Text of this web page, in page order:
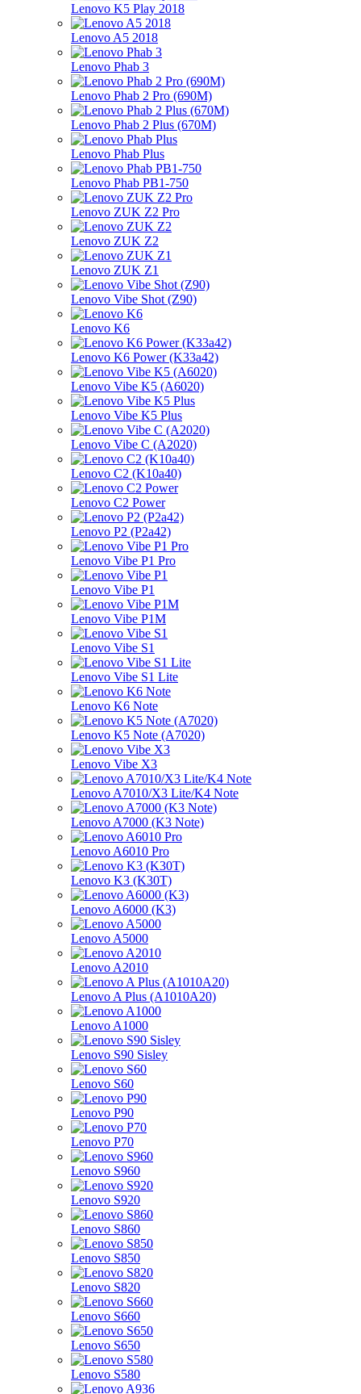
Lenovo K5 Play 2018
Lenovo A5 2018
Lenovo Phab 3
Lenovo Phab 2 Pro (690M)
Lenovo Phab 2 Plus (670M)
Lenovo Phab Plus
Lenovo Phab PB1-750
Lenovo ZUK Z2 Pro
Lenovo ZUK Z2
Lenovo ZUK Z1
Lenovo Vibe Shot (Z90)
Lenovo K6
Lenovo K6 Power (K33a42)
Lenovo Vibe K5 (A6020)
Lenovo Vibe K5 Plus
Lenovo Vibe C (A2020)
Lenovo C2 (K10a40)
Lenovo C2 Power
Lenovo P2 (P2a42)
Lenovo Vibe P1 Pro
Lenovo Vibe P1
Lenovo Vibe P1M
Lenovo Vibe S1
Lenovo Vibe S1 Lite
Lenovo K6 Note
Lenovo K5 Note (A7020)
Lenovo Vibe X3
Lenovo A7010/X3 Lite/K4 Note
Lenovo A7000 (K3 Note)
Lenovo A6010 Pro
Lenovo K3 (K30T)
Lenovo A6000 (K3)
Lenovo A5000
Lenovo A2010
Lenovo A Plus (A1010A20)
Lenovo A1000
Lenovo S90 Sisley
Lenovo S60
Lenovo P90
Lenovo P70
Lenovo S960
Lenovo S920
Lenovo S860
Lenovo S850
Lenovo S820
Lenovo S660
Lenovo S650
Lenovo S580